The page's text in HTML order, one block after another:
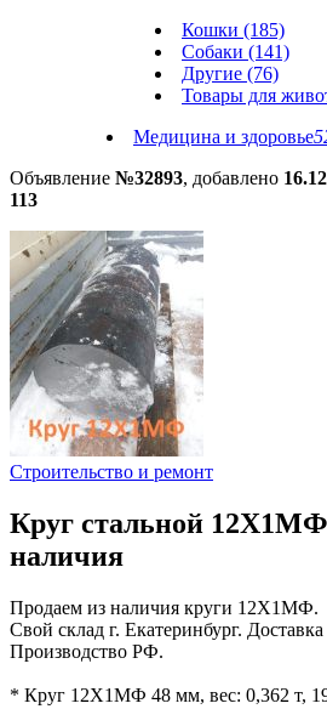
Кошки (185)
Собаки (141)
Другие (76)
Товары для
Медицина и здоровье
Объявление №32893, добавлено
113
Строительство и ремонт
Круг стальной
наличия
Продаем из наличия круги 12Х1МФ.
Свой склад г. Екатеринбург.
Производство РФ.
* Круг 12Х1МФ 48 мм, вес: 0,362 т,